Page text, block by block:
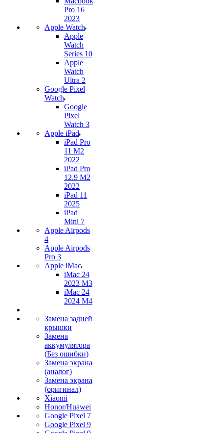
Pro 16
2023
Apple Watch
Apple
Watch
Series 10
Apple
Watch
Ultra 2
Google Pixel
Watch
Google
Pixel
Watch 3
Apple iPad
iPad Pro
11 M2
2022
iPad Pro
12.9 M2
2022
iPad 11
2025
iPad
Mini 7
Apple Airpods
4
Apple Airpods
Pro 3
Apple iMac
iMac 24
2023 M3
iMac 24
2024 M4
Замена задней
крышки
Замена
аккумулятора
(Без ошибки)
Замена экрана
(аналог)
Замена экрана
(оригинал)
Xiaomi
Honor/Huawei
Google Pixel 7
Google Pixel 9